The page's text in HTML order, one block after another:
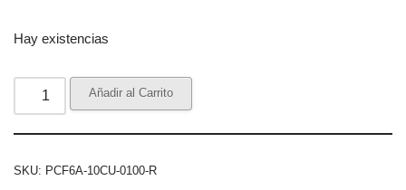
Hay existencias
Añadir al Carrito
SKU: PCF6A-10CU-0100-R